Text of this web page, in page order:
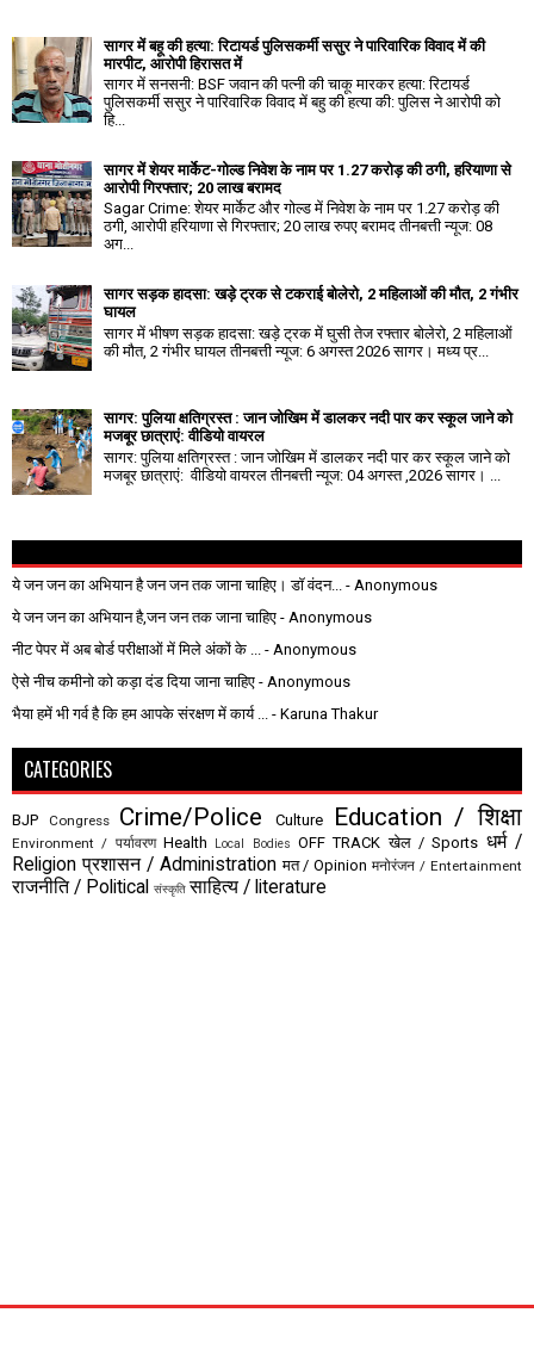
सागर में बहू की हत्या: रिटायर्ड पुलिसकर्मी ससुर ने पारिवारिक विवाद में की
मारपीट, आरोपी हिरासत में
सागर में सनसनी: BSF जवान की पत्नी की चाकू मारकर हत्या: रिटायर्ड
पुलिसकर्मी ससुर ने पारिवारिक विवाद में बहु की हत्या की: पुलिस ने आरोपी को
हि...
सागर में शेयर मार्केट-गोल्ड निवेश के नाम पर 1.27 करोड़ की ठगी, हरियाणा से
आरोपी गिरफ्तार; 20 लाख बरामद
Sagar Crime: शेयर मार्केट और गोल्ड में निवेश के नाम पर 1.27 करोड़ की
ठगी, आरोपी हरियाणा से गिरफ्तार; 20 लाख रुपए बरामद तीनबत्ती न्यूज: 08
अग...
सागर सड़क हादसा: खड़े ट्रक से टकराई बोलेरो, 2 महिलाओं की मौत, 2 गंभीर
घायल
सागर में भीषण सड़क हादसा: खड़े ट्रक में घुसी तेज रफ्तार बोलेरो, 2 महिलाओं
की मौत, 2 गंभीर घायल तीनबत्ती न्यूज: 6 अगस्त 2026 सागर। मध्य प्र...
सागर: पुलिया क्षतिग्रस्त : जान जोखिम में डालकर नदी पार कर स्कूल जाने को
मजबूर छात्राएं: वीडियो वायरल
सागर: पुलिया क्षतिग्रस्त : जान जोखिम में डालकर नदी पार कर स्कूल जाने को
मजबूर छात्राएं: वीडियो वायरल तीनबत्ती न्यूज: 04 अगस्त ,2026 सागर। ...
ये जन जन का अभियान है जन जन तक जाना चाहिए। डॉ वंदन... - Anonymous
ये जन जन का अभियान है,जन जन तक जाना चाहिए - Anonymous
नीट पेपर में अब बोर्ड परीक्षाओं में मिले अंकों के ... - Anonymous
ऐसे नीच कमीनो को कड़ा दंड दिया जाना चाहिए - Anonymous
भैया हमें भी गर्व है कि हम आपके संरक्षण में कार्य ... - Karuna Thakur
CATEGORIES
BJP Congress Crime/Police Culture Education / शिक्षा
Environment / पर्यावरण Health Local Bodies OFF TRACK खेल / Sports धर्म /
Religion प्रशासन / Administration मत / Opinion मनोरंजन / Entertainment
राजनीति / Political संस्कृति साहित्य / literature